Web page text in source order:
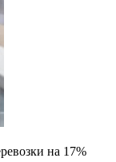
на 17%